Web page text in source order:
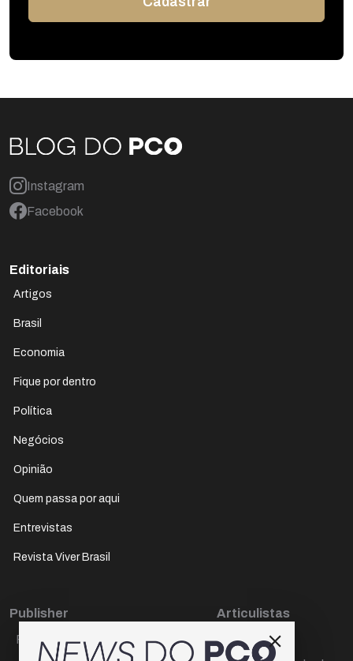
Instagram
Facebook
Editoriais
Artigos
Brasil
Economia
Fique por dentro
Política
Negócios
Opinião
Quem passa por aqui
Entrevistas
Revista Viver Brasil
Publisher
Paulo Cesar de Oliveira
Articulistas
Décio Freire